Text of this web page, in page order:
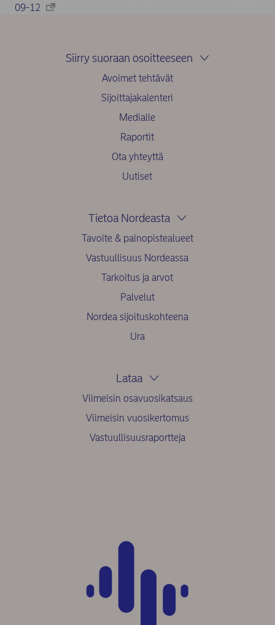
09-12
Siirry suoraan osoitteeseen
Avoimet tehtävät
Sijoittajakalenteri
Medialle
Raportit
Ota yhteyttä
Uutiset
Tietoa Nordeasta
Tavoite & painopistealueet
Vastuullisuus Nordeassa
Tarkoitus ja arvot
Palvelut
Nordea sijoituskohteena
Ura
Lataa
Viimeisin osavuosikatsaus
Viimeisin vuosikertomus
Vastuullisuusraportteja